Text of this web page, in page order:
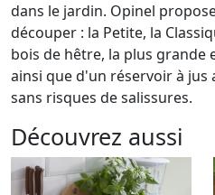
dans le jardin. Opinel
découper : la Petite, la
bois de hêtre, la plus grande
ainsi que d'un réservoir à
sans risques de salissures.
Découvrez aussi